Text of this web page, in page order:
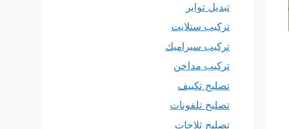
تبديل تواير
تركيب ستلايت
تركيب سيراميك
تركيب مداخن
تصليح تكييف
تصليح تلفونات
تصليح ثلاجات